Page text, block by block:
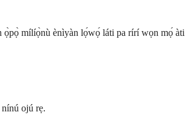
ọ̀pọ̀ mílíọ̀nù ènìyàn lọ́wọ́ láti pa rírí wọn mọ́ àti
ojú rẹ.